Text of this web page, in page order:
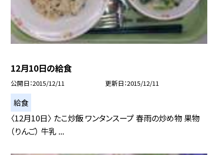
12月10日の給食
公開日 2015/12/11 更新日 2015/12/11
給食
〈12月10日〉 たこ炒飯 ワンタンスープ 春雨の炒め物 果物
（りんご） 牛乳 ...